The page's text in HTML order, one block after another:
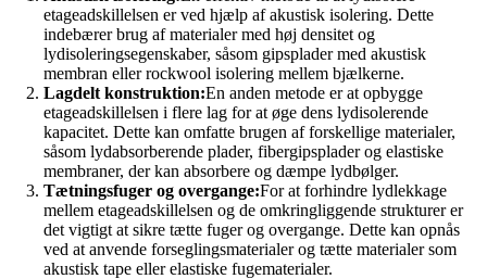
etageadskillelsen er ved hjælp af akustisk isolering. Dette
indebærer brug af materialer med høj densitet og
lydisoleringsegenskaber, såsom gipsplader med akustisk
membran eller rockwool isolering mellem bjælkerne.
Lagdelt konstruktion:En anden metode er at opbygge
etageadskillelsen i flere lag for at øge dens lydisolerende
kapacitet. Dette kan omfatte brugen af forskellige materialer,
såsom lydabsorberende plader, fibergipsplader og elastiske
membraner, der kan absorbere og dæmpe lydbølger.
Tætningsfuger og overgange:For at forhindre lydlekkage
mellem etageadskillelsen og de omkringliggende strukturer er
det vigtigt at sikre tætte fuger og overgange. Dette kan opnås
ved at anvende forseglingsmaterialer og tætte materialer som
akustisk tape eller elastiske fugematerialer.